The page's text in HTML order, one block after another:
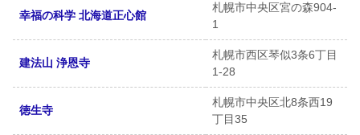
幸福の科学 北海道正心館
札幌市中央区宮の森904-
1
建法山 浄恩寺
札幌市西区琴似3条6丁目
1-28
徳生寺
札幌市中央区北8条西19
丁目35